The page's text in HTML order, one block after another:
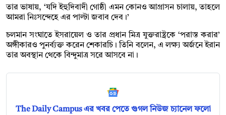
তার ভাষায়, ‘যদি ইহুদিবাদী গোষ্ঠী এমন কোনও আগ্রাসন চালায়, তাহলে
আমরা নিঃসন্দেহে এর পাল্টা জবাব দেব।’
চলমান সংঘাতে ইসরায়েল ও তার প্রধান মিত্র যুক্তরাষ্ট্রকে ‘পরাস্ত করার’
অঙ্গীকারও পুনর্ব্যক্ত করেন শেকারচি। তিনি বলেন, এ লক্ষ্য অর্জনে ইরান
তার অবস্থান থেকে বিন্দুমাত্র সরে আসবে না।
The Daily Campus এর খবর পেতে গুগল নিউজ চ্যানেল ফলো